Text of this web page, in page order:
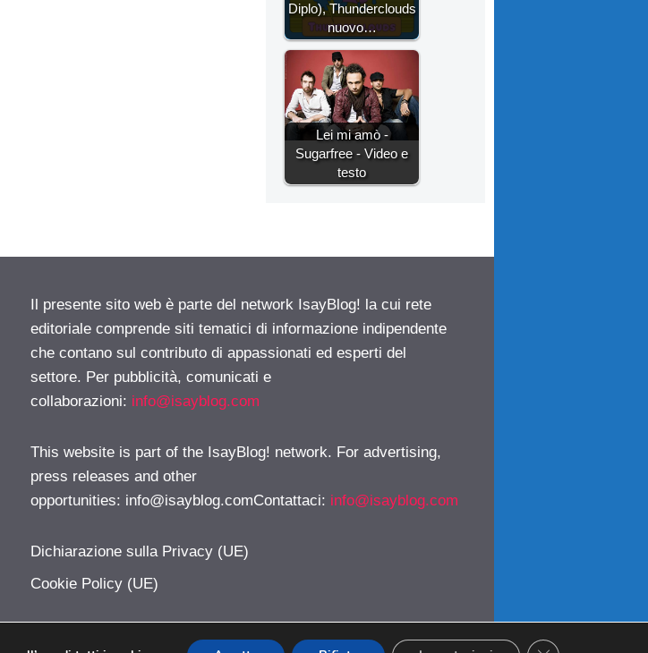
Diplo), Thunderclouds
nuovo…
Lei mi amò -
Sugarfree - Video e
testo
Il presente sito web è parte del network IsayBlog! la cui rete
editoriale comprende siti tematici di informazione indipendente
che contano sul contributo di appassionati ed esperti del
settore. Per pubblicità, comunicati e
collaborazioni: info@isayblog.com
This website is part of the IsayBlog! network. For advertising,
press releases and other
opportunities: info@isayblog.comContattaci: info@isayblog.com
Dichiarazione sulla Privacy (UE)
Cookie Policy (UE)